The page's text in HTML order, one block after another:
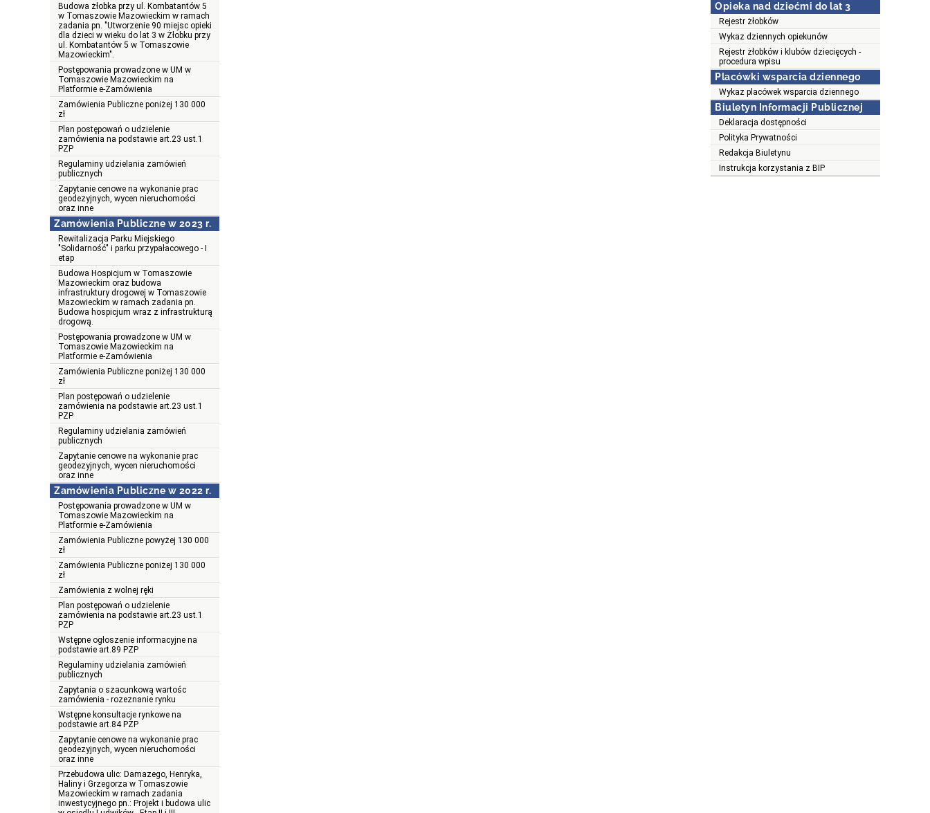
Budowa żłobka przy ul. Kombatantów 5
w Tomaszowie Mazowieckim w ramach
zadania pn. "Utworzenie 90 miejsc opieki
dla dzieci w wieku do lat 3 w Żłobku przy
ul. Kombatantów 5 w Tomaszowie
Mazowieckim".
Postępowania prowadzone w UM w
Tomaszowie Mazowieckim na
Platformie e-Zamówienia
Zamówienia Publiczne poniżej 130 000
zł
Plan postępowań o udzielenie
zamówienia na podstawie art.23 ust.1
PZP
Regulaminy udzielania zamówień
publicznych
Zapytanie cenowe na wykonanie prac
geodezyjnych, wycen nieruchomości
oraz inne
Zamówienia Publiczne w 2023 r.
Rewitalizacja Parku Miejskiego
"Solidarność" i parku przypałacowego - I
etap
Budowa Hospicjum w Tomaszowie
Mazowieckim oraz budowa
infrastruktury drogowej w Tomaszowie
Mazowieckim w ramach zadania pn.
Budowa hospicjum wraz z infrastrukturą
drogową.
Postępowania prowadzone w UM w
Tomaszowie Mazowieckim na
Platformie e-Zamówienia
Zamówienia Publiczne poniżej 130 000
zł
Plan postępowań o udzielenie
zamówienia na podstawie art.23 ust.1
PZP
Regulaminy udzielania zamówień
publicznych
Zapytanie cenowe na wykonanie prac
geodezyjnych, wycen nieruchomości
oraz inne
Zamówienia Publiczne w 2022 r.
Postępowania prowadzone w UM w
Tomaszowie Mazowieckim na
Platformie e-Zamówienia
Zamówienia Publiczne powyżej 130 000
zł
Zamówienia Publiczne poniżej 130 000
zł
Zamówienia z wolnej ręki
Plan postępowań o udzielenie
zamówienia na podstawie art.23 ust.1
PZP
Wstępne ogłoszenie informacyjne na
podstawie art.89 PZP
Regulaminy udzielania zamówień
publicznych
Zapytania o szacunkową wartośc
zamówienia - rozeznanie rynku
Wstępne konsultacje rynkowe na
podstawie art.84 PZP
Zapytanie cenowe na wykonanie prac
geodezyjnych, wycen nieruchomości
oraz inne
Przebudowa ulic: Damazego, Henryka,
Haliny i Grzegorza w Tomaszowie
Mazowieckim w ramach zadania
inwestycyjnego pn.: Projekt i budowa ulic
Opieka nad dziećmi do lat 3
Rejestr żłobków
Wykaz dziennych opiekunów
Rejestr żłobków i klubów dziecięcych -
procedura wpisu
Placówki wsparcia dziennego
Wykaz placówek wsparcia dziennego
Biuletyn Informacji Publicznej
Deklaracja dostępności
Polityka Prywatności
Redakcja Biuletynu
Instrukcja korzystania z BIP